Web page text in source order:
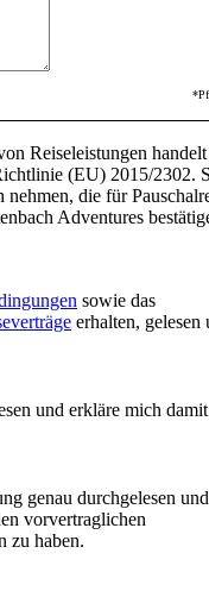
Reiseleistungen handelt
(EU) 2015/2302.
die für
Adventures
sowie das
erhalten, gelesen
und erkläre mich damit
genau durchgelesen und
vorvertraglichen
zu haben.